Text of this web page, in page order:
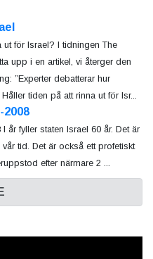
ut för Israel? I tidningen The
upp i en artikel, vi återger den
”Experter debatterar hur
tiden på att rinna ut för Isr...
2008
år fyller staten Israel 60 år. Det är
tid. Det är också ett profetiskt
efter närmare 2 ...